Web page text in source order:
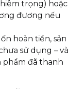
trọng) hoặc
đương nếu
hoàn tiền, sản
sử dụng – và
phẩm đã thanh